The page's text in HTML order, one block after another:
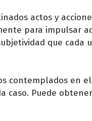
actos y
para impulsar
que
contemplados en
caso. Puede